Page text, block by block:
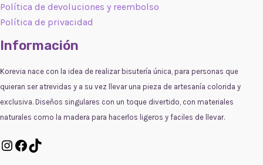
Política de devoluciones y reembolso
Política de privacidad
Información
Korevia nace con la idea de realizar bisutería única, para personas que
quieran ser atrevidas y a su vez llevar una pieza de artesanía colorida y
exclusiva. Diseños singulares con un toque divertido, con materiales
naturales como la madera para hacerlos ligeros y faciles de llevar.
Instagram
Facebook